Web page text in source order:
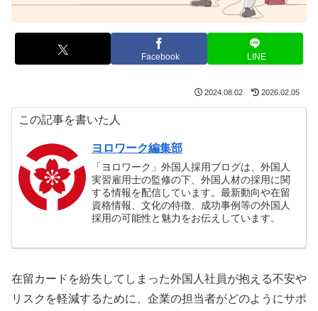
Facebook LINE
2024.08.02 2026.02.05
この記事を書いた人
ヨロワーク編集部
「ヨロワーク」外国人採用ブログは、外国人
実習雇用士の監修の下、外国人材の採用に関
する情報を配信しています。最新動向や在留
資格情報、文化の特徴、成功事例等の外国人
採用の可能性と魅力をお伝えしています。
在留カードを紛失してしまった外国人社員が抱える不安や
リスクを軽減するために、企業の担当者がどのようにサポ